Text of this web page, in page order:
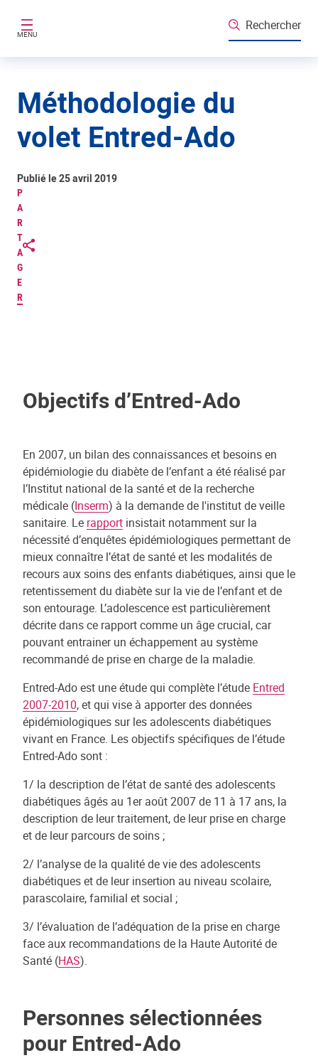
MENU
Rechercher
Méthodologie du
volet Entred-Ado
P
A
R
T
A
G
E
R
Publié le 25 avril 2019
Objectifs d’Entred-Ado
En 2007, un bilan des connaissances et besoins en
épidémiologie du diabète de l’enfant a été réalisé par
l’Institut national de la santé et de la recherche
médicale (Inserm) à la demande de l'institut de veille
sanitaire. Le rapport insistait notamment sur la
nécessité d’enquêtes épidémiologiques permettant de
mieux connaître l’état de santé et les modalités de
recours aux soins des enfants diabétiques, ainsi que le
retentissement du diabète sur la vie de l’enfant et de
son entourage. L’adolescence est particulièrement
décrite dans ce rapport comme un âge crucial, car
pouvant entrainer un échappement au système
recommandé de prise en charge de la maladie.
Entred-Ado est une étude qui complète l’étude Entred
2007-2010, et qui vise à apporter des données
épidémiologiques sur les adolescents diabétiques
vivant en France. Les objectifs spécifiques de l’étude
Entred-Ado sont :
1/ la description de l’état de santé des adolescents
diabétiques âgés au 1er août 2007 de 11 à 17 ans, la
description de leur traitement, de leur prise en charge
et de leur parcours de soins ;
2/ l’analyse de la qualité de vie des adolescents
diabétiques et de leur insertion au niveau scolaire,
parascolaire, familial et social ;
3/ l’évaluation de l’adéquation de la prise en charge
face aux recommandations de la Haute Autorité de
Santé (HAS).
Personnes sélectionnées
pour Entred-Ado